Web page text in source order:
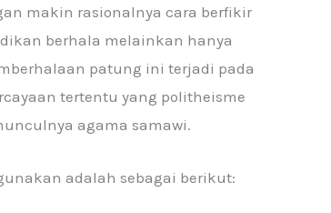
makin rasionalnya cara berfikir
berhala melainkan hanya
patung ini terjadi pada
tertentu yang politheisme
agama samawi.
adalah sebagai berikut: